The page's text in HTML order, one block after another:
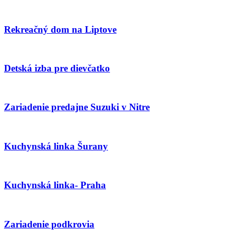
Rekreačný dom na Liptove
Detská izba pre dievčatko
Zariadenie predajne Suzuki v Nitre
Kuchynská linka Šurany
Kuchynská linka- Praha
Zariadenie podkrovia